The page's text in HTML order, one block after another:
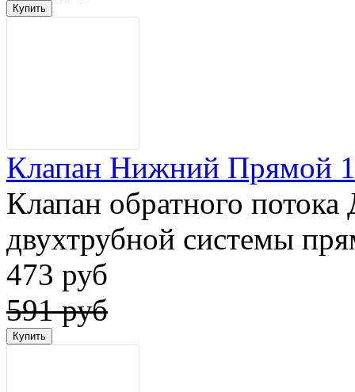
Клапан Нижний Прямой
Клапан обратного
двухтрубной системы
473 руб
591 руб